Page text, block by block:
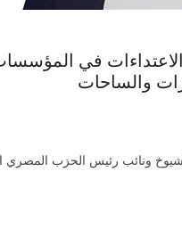
في المؤسسات
والساحات
ونائب رئيس الحزب المصري